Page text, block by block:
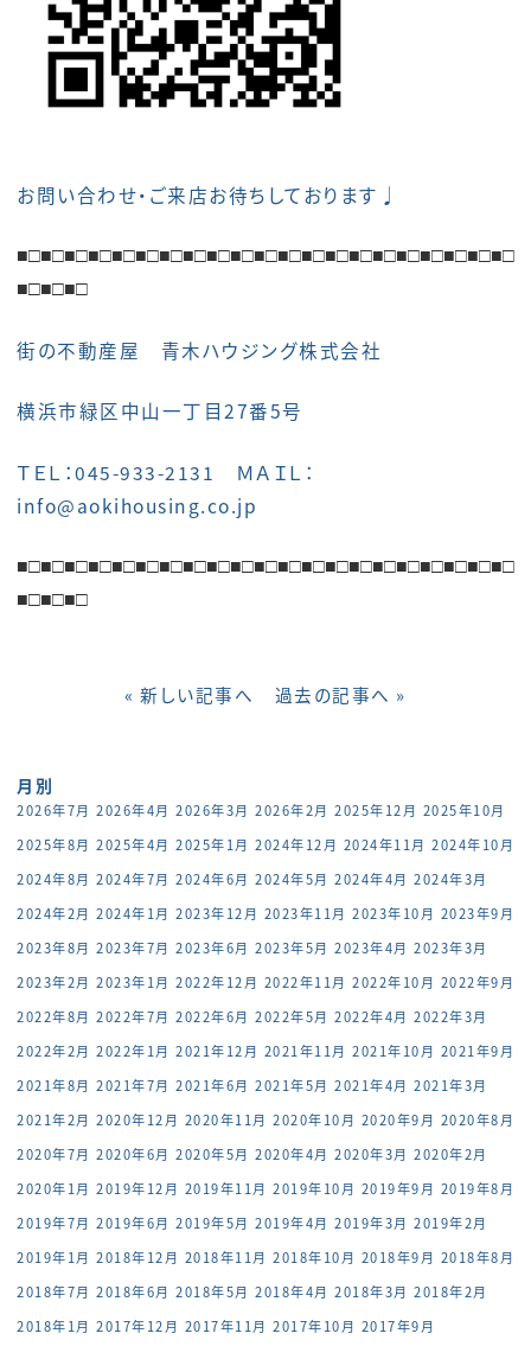
お問い合わせ・ご来店お待ちしております♩
■□■□■□■□■□■□■□■□■□■□■□■□■□■□■□■□■□■□■□■□■□
■□■□■□
街の不動産屋 青木ハウジング株式会社
横浜市緑区中山一丁目27番5号
ＴＥＬ：045-933-2131 ＭＡＩＬ：
info@aokihousing.co.jp
■□■□■□■□■□■□■□■□■□■□■□■□■□■□■□■□■□■□■□■□■□
■□■□■□
« 新しい記事へ 過去の記事へ »
月別
2026年7月 2026年4月 2026年3月 2026年2月 2025年12月 2025年10月
2025年8月 2025年4月 2025年1月 2024年12月 2024年11月 2024年10月
2024年8月 2024年7月 2024年6月 2024年5月 2024年4月 2024年3月
2024年2月 2024年1月 2023年12月 2023年11月 2023年10月 2023年9月
2023年8月 2023年7月 2023年6月 2023年5月 2023年4月 2023年3月
2023年2月 2023年1月 2022年12月 2022年11月 2022年10月 2022年9月
2022年8月 2022年7月 2022年6月 2022年5月 2022年4月 2022年3月
2022年2月 2022年1月 2021年12月 2021年11月 2021年10月 2021年9月
2021年8月 2021年7月 2021年6月 2021年5月 2021年4月 2021年3月
2021年2月 2020年12月 2020年11月 2020年10月 2020年9月 2020年8月
2020年7月 2020年6月 2020年5月 2020年4月 2020年3月 2020年2月
2020年1月 2019年12月 2019年11月 2019年10月 2019年9月 2019年8月
2019年7月 2019年6月 2019年5月 2019年4月 2019年3月 2019年2月
2019年1月 2018年12月 2018年11月 2018年10月 2018年9月 2018年8月
2018年7月 2018年6月 2018年5月 2018年4月 2018年3月 2018年2月
2018年1月 2017年12月 2017年11月 2017年10月 2017年9月